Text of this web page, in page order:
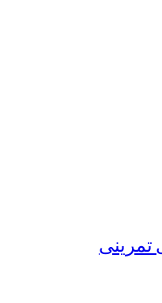
تمرینی